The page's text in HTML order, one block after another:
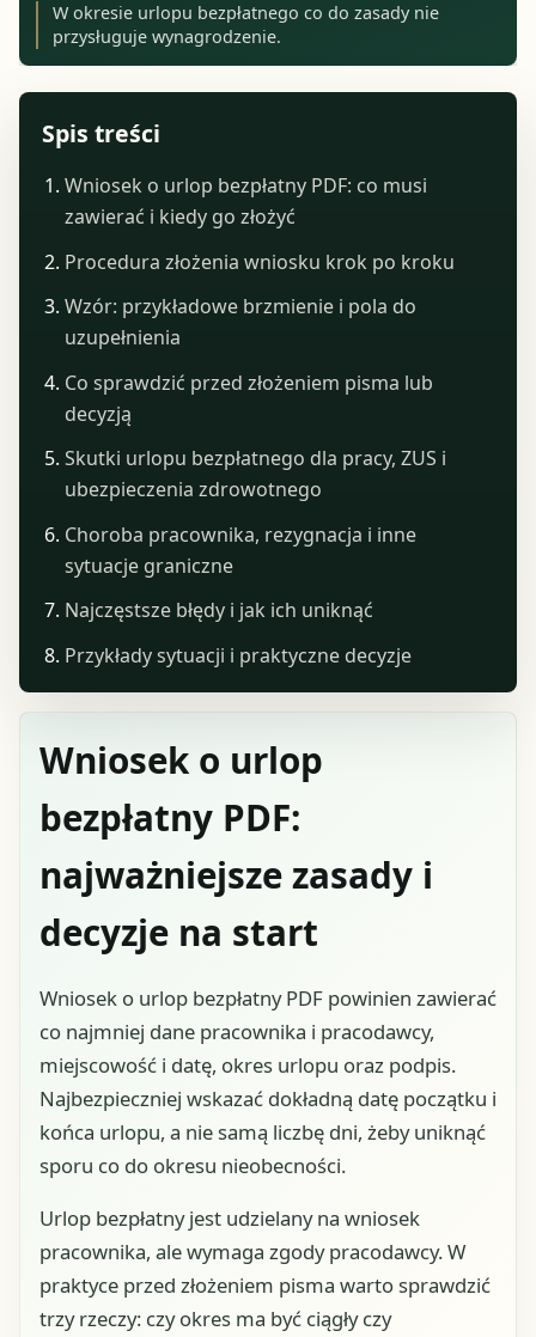
W okresie urlopu bezpłatnego co do zasady nie
przysługuje wynagrodzenie.
Wniosek o urlop
bezpłatny PDF:
najważniejsze zasady i
decyzje na start
Wniosek o urlop bezpłatny PDF powinien zawierać
co najmniej dane pracownika i pracodawcy,
miejscowość i datę, okres urlopu oraz podpis.
Najbezpieczniej wskazać dokładną datę początku i
końca urlopu, a nie samą liczbę dni, żeby uniknąć
sporu co do okresu nieobecności.
Urlop bezpłatny jest udzielany na wniosek
pracownika, ale wymaga zgody pracodawcy. W
praktyce przed złożeniem pisma warto sprawdzić
trzy rzeczy: czy okres ma być ciągły czy
Spis treści
Wniosek o urlop bezpłatny PDF: co musi
zawierać i kiedy go złożyć
Procedura złożenia wniosku krok po kroku
Wzór: przykładowe brzmienie i pola do
uzupełnienia
Co sprawdzić przed złożeniem pisma lub
decyzją
Skutki urlopu bezpłatnego dla pracy, ZUS i
ubezpieczenia zdrowotnego
Choroba pracownika, rezygnacja i inne
sytuacje graniczne
Najczęstsze błędy i jak ich uniknąć
Przykłady sytuacji i praktyczne decyzje